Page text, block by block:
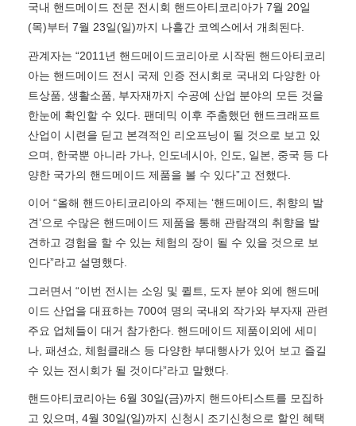
국내 핸드메이드 전문 전시회 핸드아티코리아가 7월 20일
(목)부터 7월 23일(일)까지 나흘간 코엑스에서 개최된다.
관계자는 “2011년 핸드메이드코리아로 시작된 핸드아티코리
아는 핸드메이드 전시 국제 인증 전시회로 국내외 다양한 아
트상품, 생활소품, 부자재까지 수공예 산업 분야의 모든 것을
한눈에 확인할 수 있다. 팬데믹 이후 주춤했던 핸드크래프트
산업이 시련을 딛고 본격적인 리오프닝이 될 것으로 보고 있
으며, 한국뿐 아니라 가나, 인도네시아, 인도, 일본, 중국 등 다
양한 국가의 핸드메이드 제품을 볼 수 있다”고 전했다.
이어 “올해 핸드아티코리아의 주제는 ‘핸드메이드, 취향의 발
견’으로 수많은 핸드메이드 제품을 통해 관람객의 취향을 발
견하고 경험을 할 수 있는 체험의 장이 될 수 있을 것으로 보
인다”라고 설명했다.
그러면서 “이번 전시는 소잉 및 퀼트, 도자 분야 외에 핸드메
이드 산업을 대표하는 700여 명의 국내외 작가와 부자재 관련
주요 업체들이 대거 참가한다. 핸드메이드 제품이외에 세미
나, 패션쇼, 체험클래스 등 다양한 부대행사가 있어 보고 즐길
수 있는 전시회가 될 것이다”라고 말했다.
핸드아티코리아는 6월 30일(금)까지 핸드아티스트를 모집하
고 있으며, 4월 30일(일)까지 신청시 조기신청으로 할인 혜택